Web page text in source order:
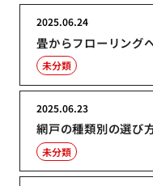
畳からフローリング
2025.06.24
未分類
網戸の種類別の選び
2025.06.23
未分類